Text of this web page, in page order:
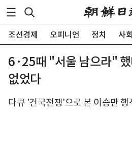
조선경제 오피니언 정치 사회
6·25때 "서울 남으라"
없었다
다큐 '건국전쟁'으로 본 이승만 행